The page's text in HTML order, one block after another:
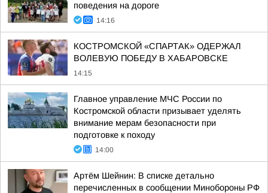
поведения на дороге
14:16
КОСТРОМСКОЙ «СПАРТАК» ОДЕРЖАЛ
ВОЛЕВУЮ ПОБЕДУ В ХАБАРОВСКЕ
14:15
Главное управление МЧС России по
Костромской области призывает уделять
внимание мерам безопасности при
подготовке к походу
14:00
Артём Шейнин: В списке детально
перечисленных в сообщении Минобороны РФ